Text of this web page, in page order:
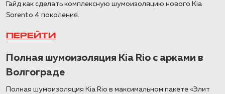
Гайд как сделать комплексную шумоизоляцию нового Kia
Sorento 4 поколения.
ПЕРЕЙТИ
Полная шумоизоляция Kia Rio с арками в
Волгограде
Полная шумоизоляция Kia Rio в максимальном пакете «Элит